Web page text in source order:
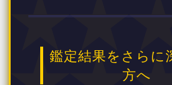
鑑定結果をさらに
方へ